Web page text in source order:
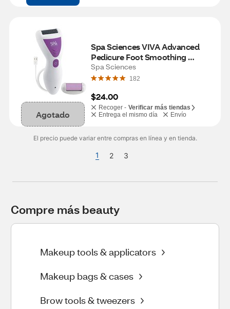
Agotado
Spa Sciences VIVA Advanced
Pedicure Foot Smoothing
System
Spa Sciences
182
$24.00
Recoger - Verificar más tiendas
Entrega el mismo día
Envío
El precio puede variar entre compras en línea y en tienda.
1 2 3
Compre más beauty
Makeup tools & applicators
Makeup bags & cases
Brow tools & tweezers